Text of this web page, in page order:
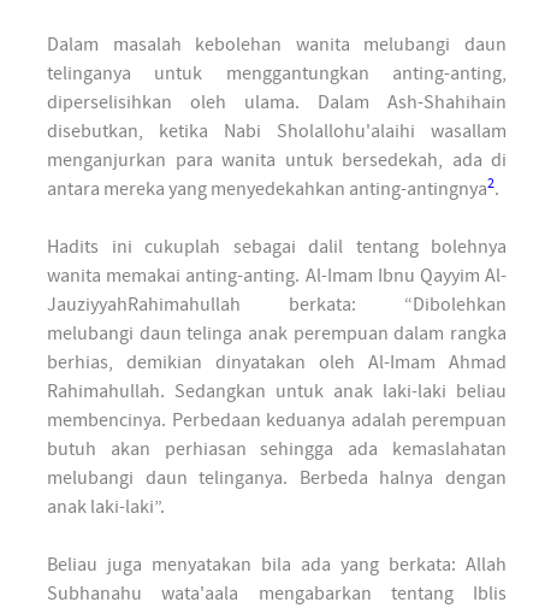
Dalam masalah kebolehan wanita melubangi daun
telinganya untuk menggantungkan anting-anting,
diperselisihkan oleh ulama. Dalam Ash-Shahihain
disebutkan, ketika Nabi Sholallohu'alaihi wasallam
menganjurkan para wanita untuk bersedekah, ada di
antara mereka yang menyedekahkan anting-antingnya2.
Hadits ini cukuplah sebagai dalil tentang bolehnya
wanita memakai anting-anting. Al-Imam Ibnu Qayyim Al-
JauziyyahRahimahullah berkata: “Dibolehkan
melubangi daun telinga anak perempuan dalam rangka
berhias, demikian dinyatakan oleh Al-Imam Ahmad
Rahimahullah. Sedangkan untuk anak laki-laki beliau
membencinya. Perbedaan keduanya adalah perempuan
butuh akan perhiasan sehingga ada kemaslahatan
melubangi daun telinganya. Berbeda halnya dengan
anak laki-laki”.
Beliau juga menyatakan bila ada yang berkata: Allah
Subhanahu wata'aala mengabarkan tentang Iblis